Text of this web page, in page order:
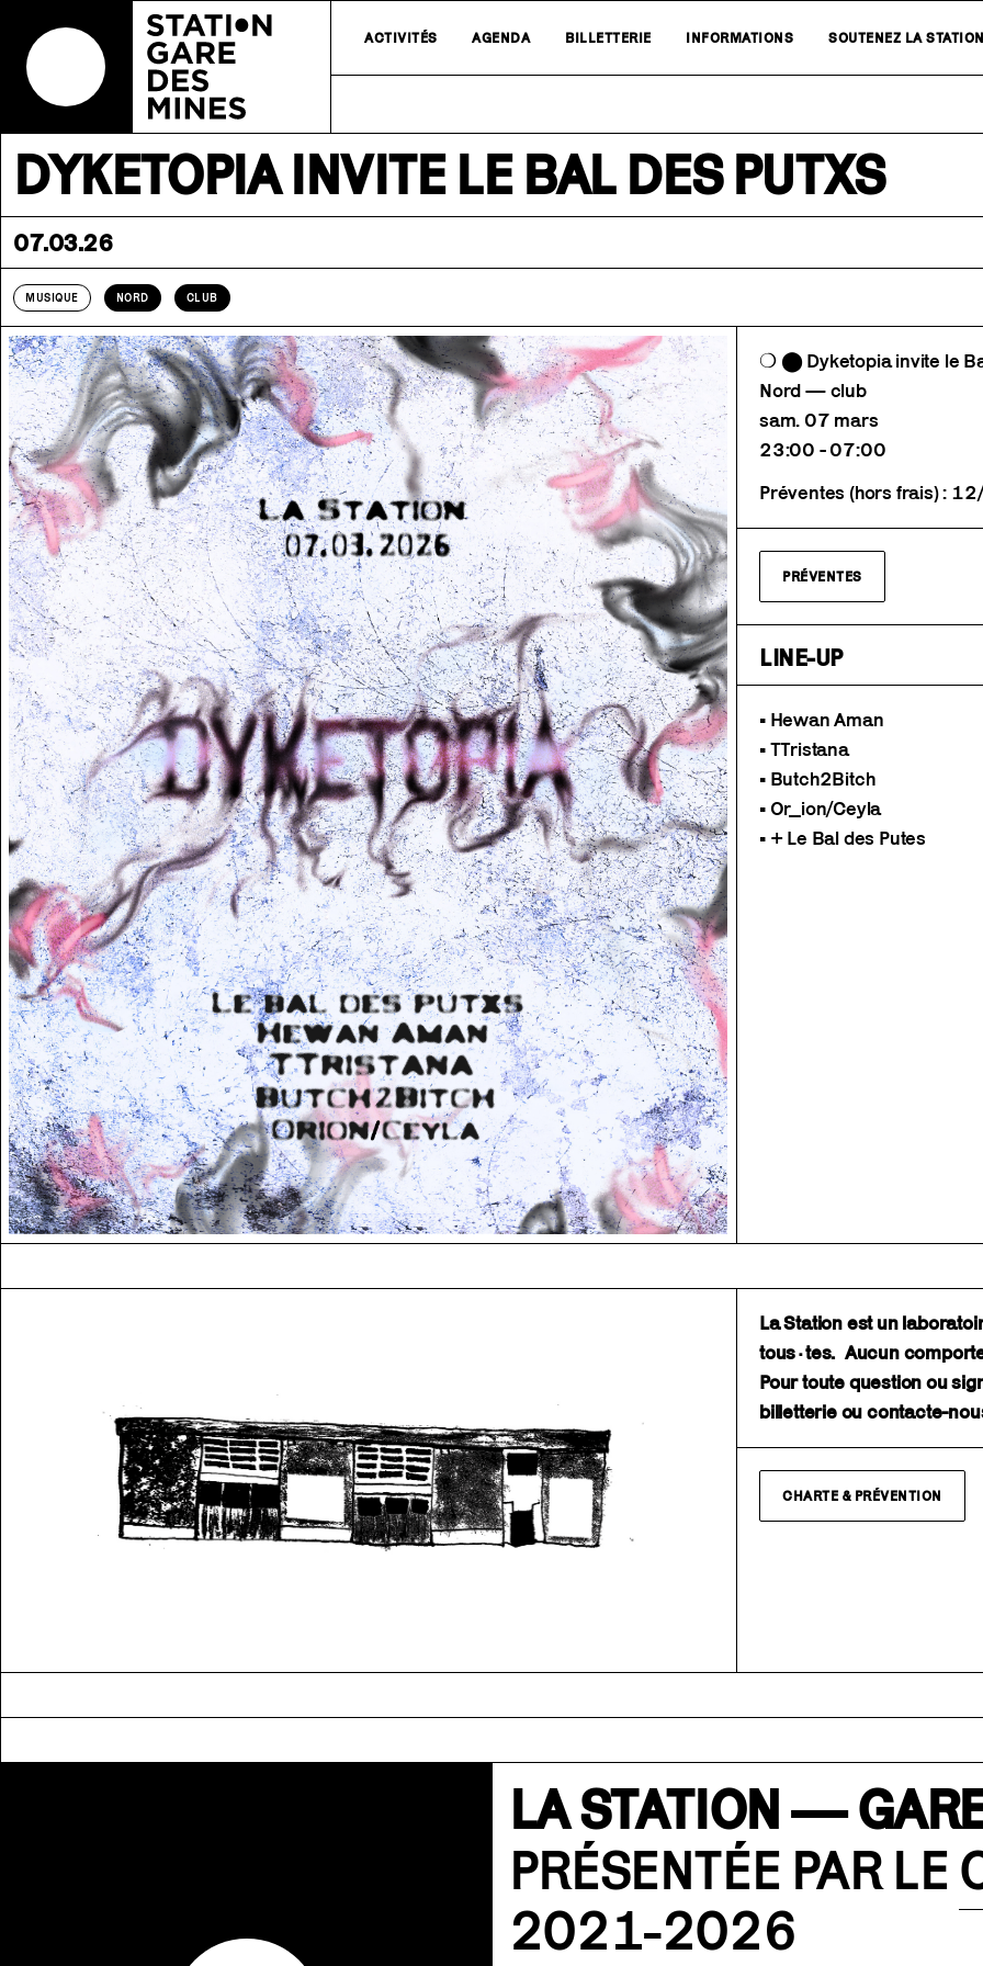
ACTIVITÉS AGENDA BILLETTERIE INFORMATIONS SOUTENEZ LA STATION
DYKETOPIA INVITE LE BAL DES PUTXS
07.03.26
MUSIQUE NORD CLUB
❍ ⬤ Dyketopia invite le
Nord — club
sam. 07 mars
23:00 - 07:00
Préventes (hors frais) :
PRÉVENTES
LINE-UP
• Hewan Aman
• TTristana
• Butch2Bitch
• Or_ion/Ceyla
• + Le Bal des Putes
La Station est un
tous·tes. Aucun
Pour toute question ou
billetterie ou contacte-
CHARTE & PRÉVENTION
LA STATION —
PRÉSENTÉE PAR LE
2021-2026